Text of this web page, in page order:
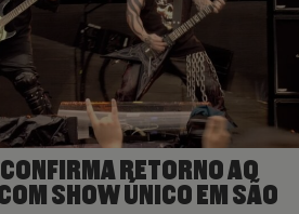
RETORNO AO
SHOW ÚNICO EM SÃO